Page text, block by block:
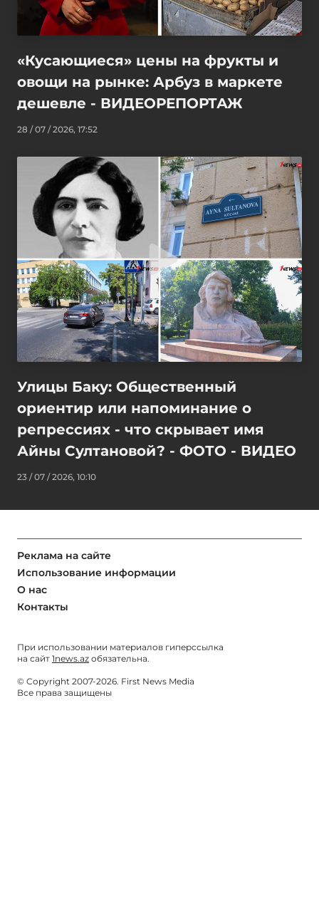
«Кусающиеся» цены на фрукты и
овощи на рынке: Арбуз в маркете
дешевле - ВИДЕОРЕПОРТАЖ
28 / 07 / 2026, 17:52
Улицы Баку: Общественный
ориентир или напоминание о
репрессиях - что скрывает имя
Айны Султановой? - ФОТО - ВИДЕО
23 / 07 / 2026, 10:10
Реклама на сайте
Использование информации
О нас
Контакты
При использовании материалов гиперссылка
на сайт 1news.az обязательна.
© Copyright 2007-2026. First News Media
Все права защищены